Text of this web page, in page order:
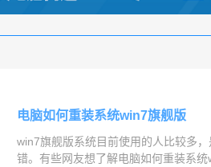
电脑如何重装系统win7旗舰版
win7旗舰版系统目前使用的人比较多
错。有些网友想了解电脑如何重装系